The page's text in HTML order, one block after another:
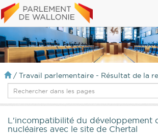
/ Travail parlementaire - Résultat de la
L'incompatibilité du développement
nucléaires avec le site de Chertal